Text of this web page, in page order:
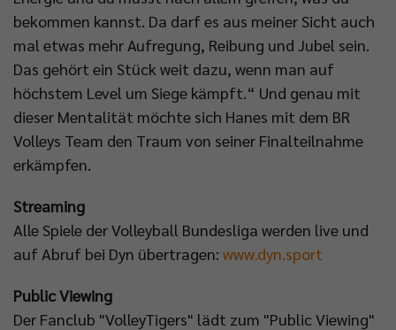
bekommen kannst. Da darf es aus meiner Sicht auch
mal etwas mehr Aufregung, Reibung und Jubel sein.
Das gehört ein Stück weit dazu, wenn man auf
höchstem Level um Siege kämpft.“ Und genau mit
dieser Mentalität möchte sich Hanes mit dem BR
Volleys Team den Traum von seiner Finalteilnahme
erkämpfen.
Streaming
Alle Spiele der Volleyball Bundesliga werden live und
auf Abruf bei Dyn übertragen: www.dyn.sport
Public Viewing
Der Fanclub "VolleyTigers" lädt zum "Public Viewing"